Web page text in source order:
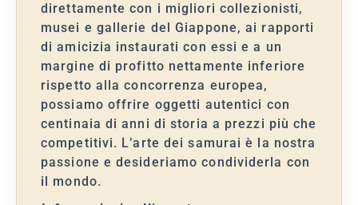
direttamente con i migliori collezionisti,
musei e gallerie del Giappone, ai rapporti
di amicizia instaurati con essi e a un
margine di profitto nettamente inferiore
rispetto alla concorrenza europea,
possiamo offrire oggetti autentici con
centinaia di anni di storia a prezzi più che
competitivi. L’arte dei samurai è la nostra
passione e desideriamo condividerla con
il mondo.